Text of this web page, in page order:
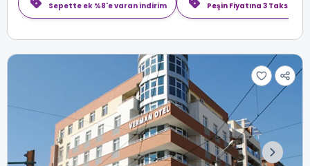
Sepette ek %8'e varan indirim Peşin Fiyatına 3 Taksit